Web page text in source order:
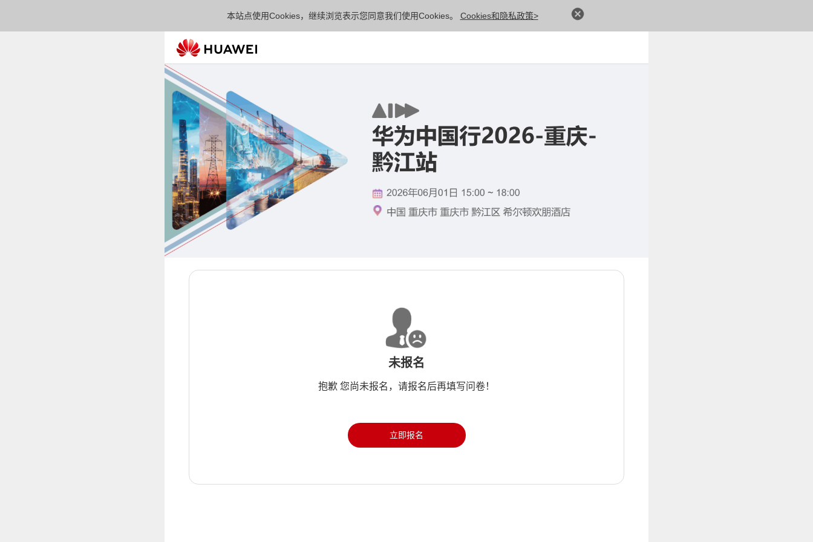
本站点使用Cookies，继续浏览表示您同意我们使用Cookies。 Cookies和隐私政策>
未报名
抱歉 您尚未报名，请报名后再填写问卷！
立即报名